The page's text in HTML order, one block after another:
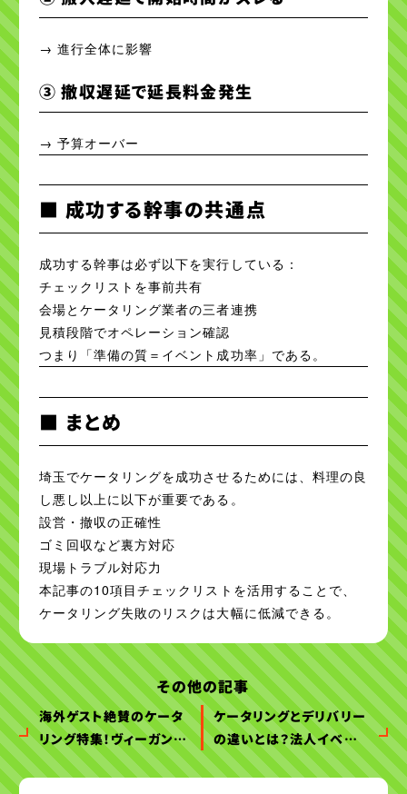
→ 進行全体に影響
③ 撤収遅延で延長料金発生
→ 予算オーバー
■ 成功する幹事の共通点
成功する幹事は必ず以下を実行している：
チェックリストを事前共有
会場とケータリング業者の三者連携
見積段階でオペレーション確認
つまり「準備の質＝イベント成功率」である。
■ まとめ
埼玉でケータリングを成功させるためには、料理の良
し悪し以上に以下が重要である。
設営・撤収の正確性
ゴミ回収など裏方対応
現場トラブル対応力
本記事の10項目チェックリストを活用することで、
ケータリング失敗のリスクは大幅に低減できる。
その他の記事
海外ゲスト絶賛のケータ
リング特集！ヴィーガン・
ハラルも網羅！
ケータリングとデリバリー
の違いとは？法人イベン
トならどっちを選ぶべき？
【埼玉版】